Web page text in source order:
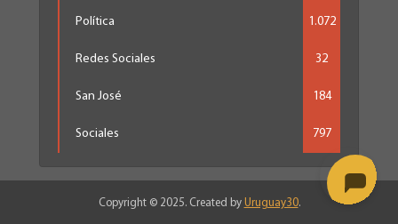
Política 1.072
Redes Sociales 32
San José 184
Sociales 797
Copyright © 2025. Created by Uruguay30.